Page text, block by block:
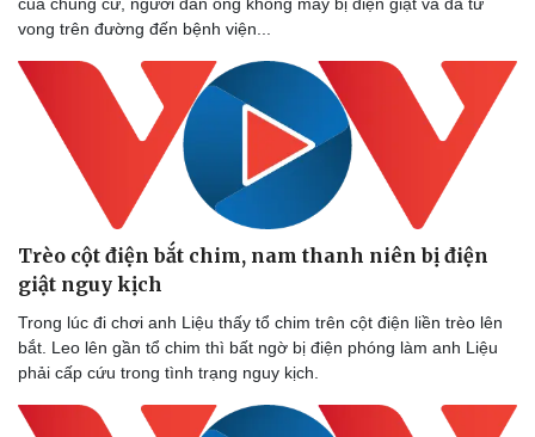
của chung cư, người đàn ông không may bị điện giật và đã tử
vong trên đường đến bệnh viện...
Trèo cột điện bắt chim, nam thanh niên bị điện
giật nguy kịch
Trong lúc đi chơi anh Liệu thấy tổ chim trên cột điện liền trèo lên
bắt. Leo lên gần tổ chim thì bất ngờ bị điện phóng làm anh Liệu
phải cấp cứu trong tình trạng nguy kịch.